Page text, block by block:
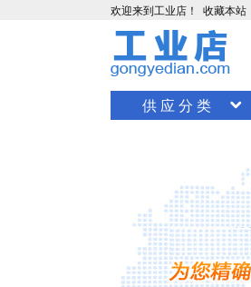
欢迎来到工业店！ 收藏本站
供 应 分 类